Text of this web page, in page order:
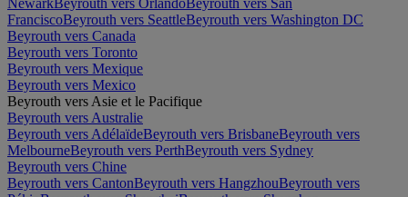
NewarkBeyrouth vers OrlandoBeyrouth vers San
FranciscoBeyrouth vers SeattleBeyrouth vers Washington DC
Beyrouth vers Canada
Beyrouth vers Toronto
Beyrouth vers Mexique
Beyrouth vers Mexico
Beyrouth vers Asie et le Pacifique
Beyrouth vers Australie
Beyrouth vers AdélaïdeBeyrouth vers BrisbaneBeyrouth vers
MelbourneBeyrouth vers PerthBeyrouth vers Sydney
Beyrouth vers Chine
Beyrouth vers CantonBeyrouth vers HangzhouBeyrouth vers